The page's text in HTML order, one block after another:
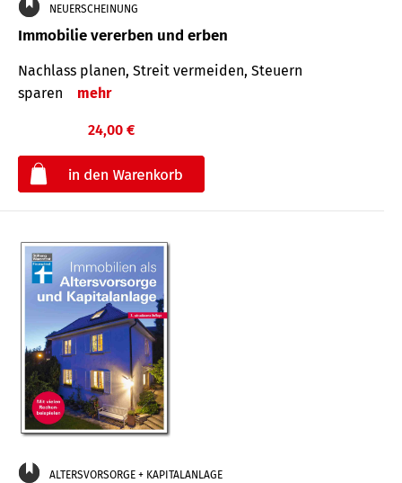
NEUERSCHEINUNG
Immobilie vererben und erben
Nachlass planen, Streit vermeiden, Steuern
sparen
mehr
24,00 €
ALTERSVORSORGE + KAPITALANLAGE